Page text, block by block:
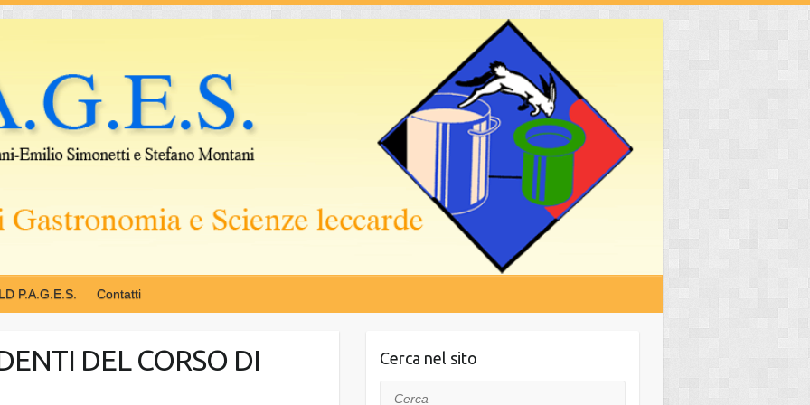
P.A.G.E.S. Contatti
DEL CORSO DI
Cerca nel sito
Cerca